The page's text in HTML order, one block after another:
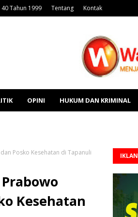
Tahun 1999 Tentang Kontak
OPINI HUKUM DAN KRIMINAL
Posko Kesehatan di Tapanuli
Kesehatan
IKLAN